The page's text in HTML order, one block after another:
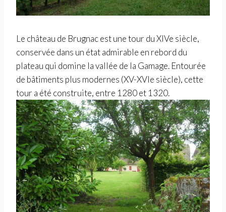
Le château de Brugnac est une tour du XIVe siècle,
conservée dans un état admirable en rebord du
plateau qui domine la vallée de la Gamage. Entourée
de bâtiments plus modernes (XV-XVIe siècle), cette
tour a été construite, entre 1280 et 1320.